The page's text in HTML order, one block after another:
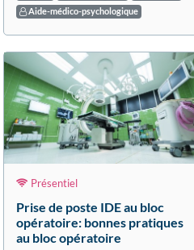
Aide-médico-psychologique
Présentiel
Prise de poste IDE au bloc
opératoire: bonnes pratiques
au bloc opératoire